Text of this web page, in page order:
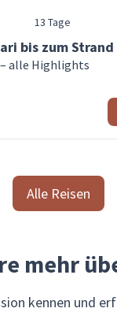
13 Tage
bis zum Strand
alle Highlights
Alle Reisen
mehr
kennen und